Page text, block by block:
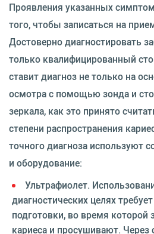
Проявления указанных
того, чтобы записаться на
Достоверно диагностировать
только квалифицированный
ставит диагноз не только на
осмотра с помощью зонда и
зеркала, как это принято
степени распространения
точного диагноза используют
и оборудование:
Ультрафиолет.
диагностических целях
подготовки, во время
кариеса и просушивают.